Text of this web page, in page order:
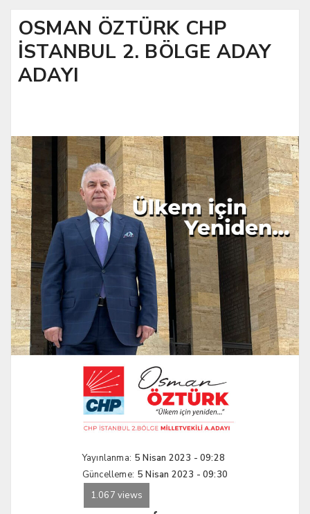
OSMAN ÖZTÜRK CHP
İSTANBUL 2. BÖLGE ADAY
ADAYI
Yayınlanma: 5 Nisan 2023 - 09:28
Güncelleme: 5 Nisan 2023 - 09:30
1.067 views